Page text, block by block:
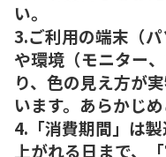
い。
3.ご利用の端末（パ
や環境（モニター
り、色の見え方が
います。あらかじ
4.「消費期間」は
上がれる日まで、